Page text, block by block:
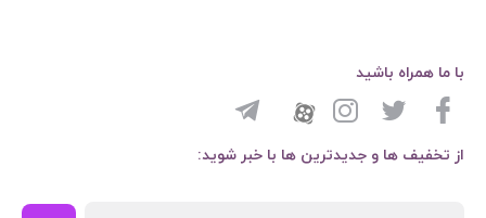
از تخفیف ها و جدیدترین ها با خبر شوید:
با ما همراه باشید